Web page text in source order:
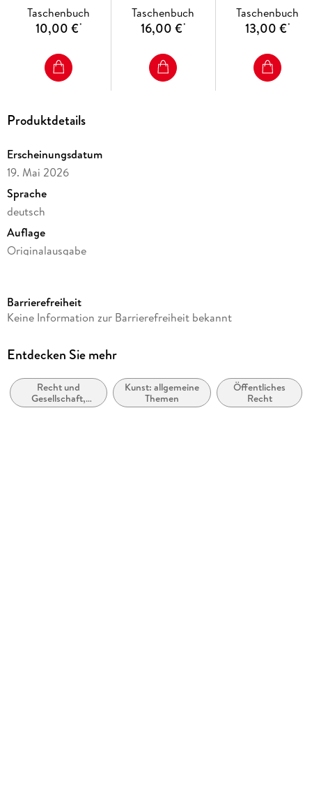
Taschenbuch
10,00 €*
Taschenbuch
16,00 €*
Taschenbuch
13,00 €*
Produktdetails
Erscheinungsdatum
19. Mai 2026
Sprache
deutsch
Auflage
Originalausgabe
Reihe
Autor/Autorin
Verlag/Hersteller
Suhrkamp Verlag
Barrierefreiheit
Keine Information zur Barrierefreiheit bekannt
Entdecken Sie mehr
Recht und
Gesellschaft,
Rechtssoziologie
Kunst: allgemeine
Themen
Öffentliches
Recht